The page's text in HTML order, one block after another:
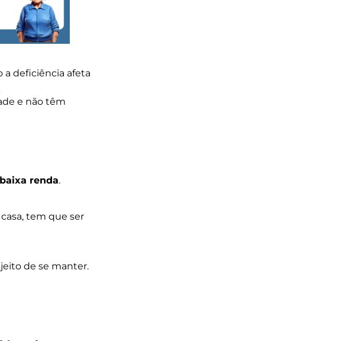
a deficiência afeta
e não têm
renda.
tem que ser
de se manter.